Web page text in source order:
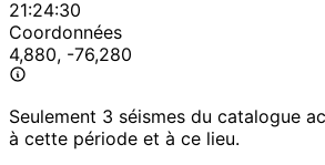
21:24:30
Coordonnées
4,880, -76,280
Seulement 3 séismes du catalogue
à cette période et à ce lieu.